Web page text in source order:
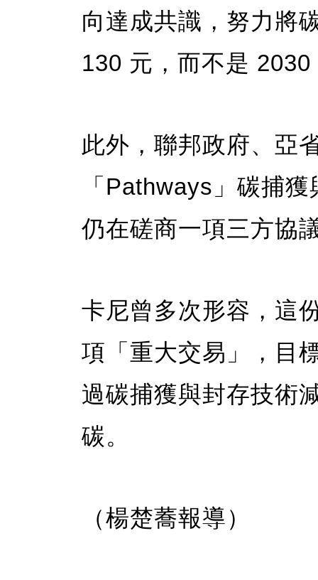
向達成共識，努力將
130 元，而不是 2030
此外，聯邦政府、亞
「Pathways」碳捕
仍在磋商一項三方協
卡尼曾多次形容，這
項「重大交易」，目
過碳捕獲與封存技術
碳。
（楊楚蕎報導）